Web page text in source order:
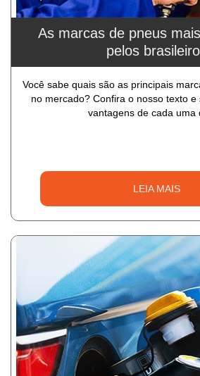
As marcas de pneus
pelos
Você sabe quais são as principais
no mercado? Confira o nosso texto
vantagens de cada uma
LEIA MAIS